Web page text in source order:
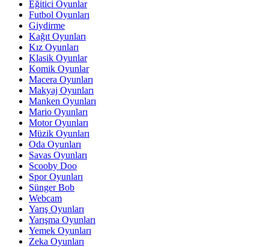
Eğitici Oyunlar
Futbol Oyunları
Giydirme
Kağıt Oyunları
Kız Oyunları
Klasik Oyunlar
Komik Oyunlar
Macera Oyunları
Makyaj Oyunları
Manken Oyunları
Mario Oyunları
Motor Oyunları
Müzik Oyunları
Oda Oyunları
Savas Oyunları
Scooby Doo
Spor Oyunları
Sünger Bob
Webcam
Yarış Oyunları
Yarışma Oyunları
Yemek Oyunları
Zeka Oyunları